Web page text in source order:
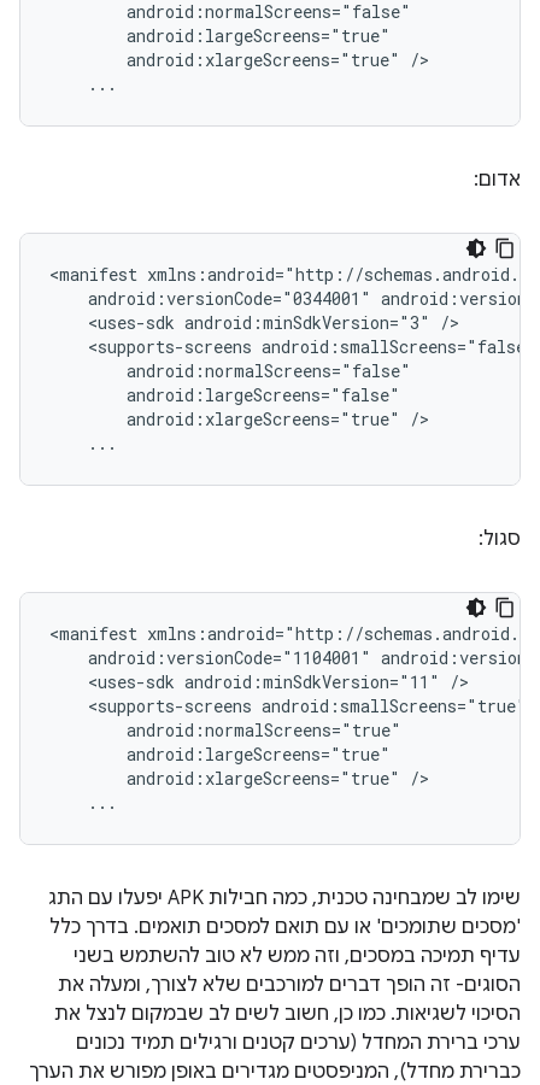
android:xlargeScreens="true"
...
אדום:
<manifest
android:versionCode="0344001"
<uses-sdk android:minSdkVersion="3"
<supports-screens
android:xlargeScreens="true"
...
סגול:
<manifest
android:versionCode="1104001"
<uses-sdk android:minSdkVersion="11"
<supports-screens
android:xlargeScreens="true"
...
שימו לב שמבחינה טכנית, כמה חבילות APK יפעלו עם התג
'מסכים שתומכים' או עם תואם למסכים תואמים. בדרך כלל
עדיף תמיכה במסכים, וזה ממש לא טוב להשתמש בשני
הסוגים- זה הופך דברים למורכבים שלא לצורך, ומעלה את
הסיכוי לשגיאות. כמו כן, חשוב לשים לב שבמקום לנצל את
ערכי ברירת המחדל (ערכים קטנים ורגילים תמיד נכונים
כברירת מחדל), המניפסטים מגדירים באופן מפורש את הערך